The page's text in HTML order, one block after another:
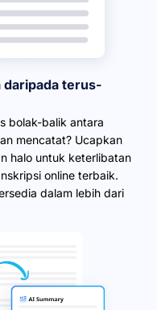
daripada terus-
bolak-balik antara
mencatat? Ucapkan
halo untuk keterlibatan
online terbaik.
dalam lebih dari